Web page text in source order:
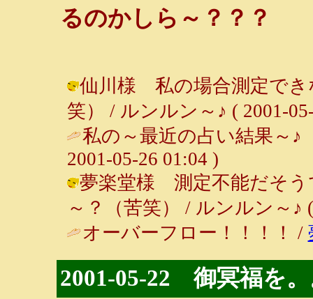
るのかしら～？？？
仙川様 私の場合測定でき
笑） / ルンルン～♪ ( 2001-
私の～最近の占い結果～
2001-05-26 01:04 )
夢楽堂様 測定不能だそう
～？（苦笑） / ルンルン～♪
オーバーフロー！！！！ /
2001-05-22 御冥福を